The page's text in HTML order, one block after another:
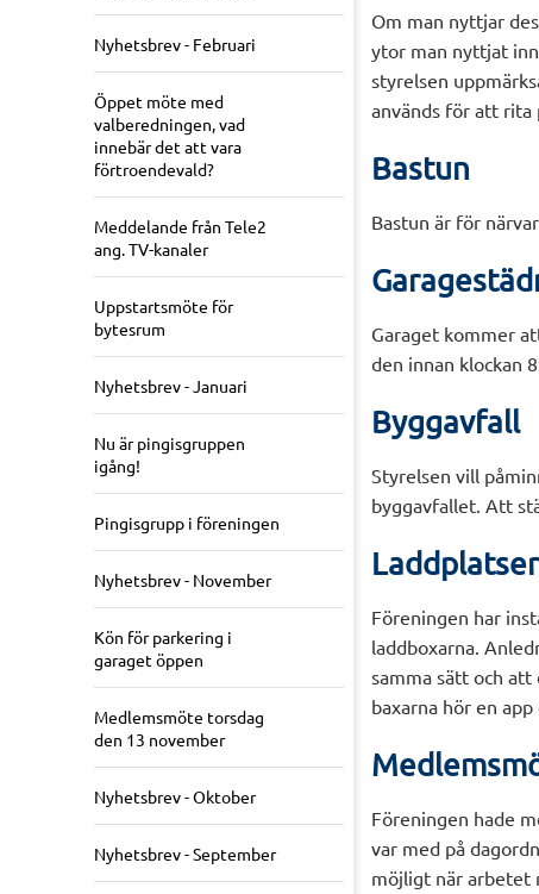
Nyhetsbrev - Februari
Öppet möte med
valberedningen, vad
innebär det att vara
förtroendevald?
Meddelande från Tele2
ang. TV-kanaler
Uppstartsmöte för
bytesrum
Nyhetsbrev - Januari
Nu är pingisgruppen
igång!
Pingisgrupp i föreningen
Nyhetsbrev - November
Kön för parkering i
garaget öppen
Medlemsmöte torsdag
den 13 november
Nyhetsbrev - Oktober
Nyhetsbrev - September
Om man nyttjar
ytor man nyttjat
styrelsen
används för att rita
Bastun
Bastun är för
Garaget kommer
den innan klockan
Byggavfall
Styrelsen vill
byggavfallet. Att
Föreningen har
laddboxarna.
samma sätt och
baxarna hör en
Föreningen hade
var med på
möjligt när arbetet